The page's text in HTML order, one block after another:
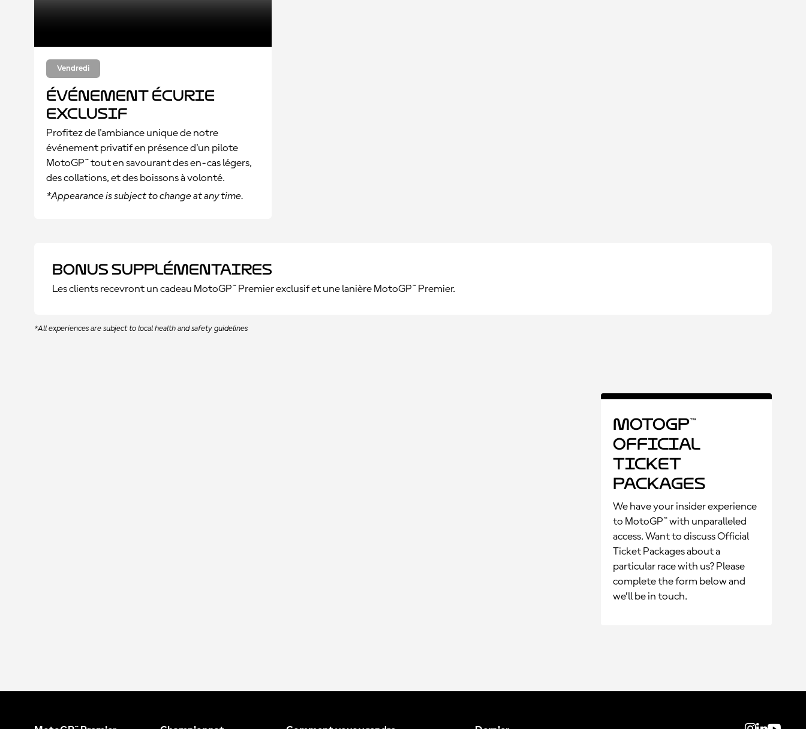
Vendredi
Événement Écurie
exclusif
Profitez de l'ambiance unique de notre
événement privatif en présence d'un pilote
MotoGP™ tout en savourant des en-cas légers,
des collations, et des boissons à volonté.
*Appearance is subject to change at any time.
Bonus supplémentaires
Les clients recevront un cadeau MotoGP™ Premier exclusif et une lanière MotoGP™ Premier.
*All experiences are subject to local health and safety guidelines
MotoGP™
Official
Ticket
Packages
We have your insider experience
to MotoGP™ with unparalleled
access. Want to discuss Official
Ticket Packages about a
particular race with us? Please
complete the form below and
we’ll be in touch.